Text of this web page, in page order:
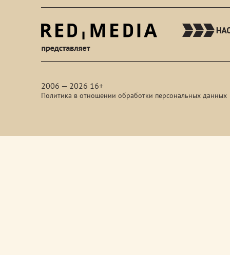
2006 — 2026 16+
Политика в отношении обработки персональных данных